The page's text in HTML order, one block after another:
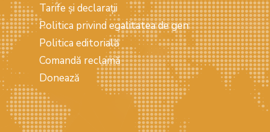
Tarife și declarații
Politica privind egalitatea de gen
Politica editorială
Comandă reclamă
Donează